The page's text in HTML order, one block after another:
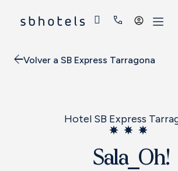
Acceder
Volver a SB Express Tarragona
Hotel SB Express
Sala_Oh!